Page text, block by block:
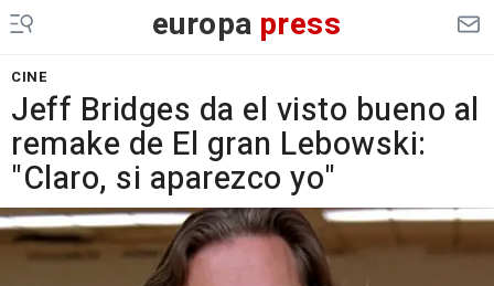
europa press
CINE
Jeff Bridges da el visto bueno al
remake de El gran Lebowski:
"Claro, si aparezco yo"